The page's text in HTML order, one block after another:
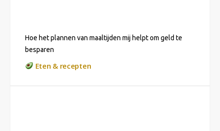
Hoe het plannen van maaltijden mij helpt om geld te
besparen
Eten & recepten